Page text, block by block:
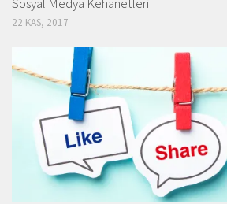
Sosyal Medya Kehanetleri
22 KAS, 2017